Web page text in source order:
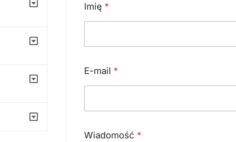
Imię *
E-mail *
Wiadomość *